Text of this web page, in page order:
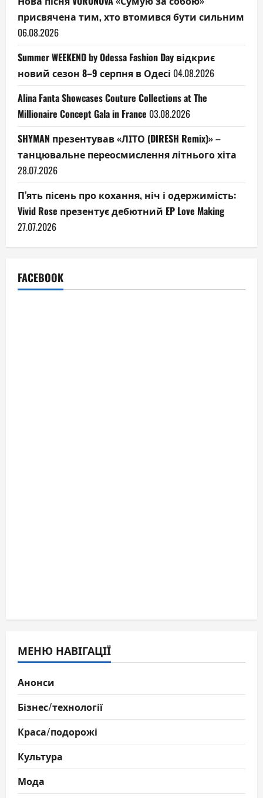
присвячена тим, хто втомився бути сильним
06.08.2026
Summer WEEKEND by Odessa Fashion Day відкриє
новий сезон 8–9 серпня в Одесі 04.08.2026
Alina Fanta Showcases Couture Collections at The
Millionaire Concept Gala in France 03.08.2026
SHYMAN презентував «ЛІТО (DIRESH Remix)» –
танцювальне переосмислення літнього хіта
28.07.2026
П’ять пісень про кохання, ніч і одержимість:
Vivid Rose презентує дебютний EP Love Making
27.07.2026
FACEBOOK
МЕНЮ НАВІГАЦІЇ
Анонси
Бізнес/технології
Краса/подорожі
Культура
Мода